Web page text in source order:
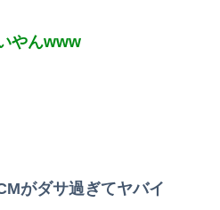
やんwww
がダサ過ぎてヤバイ